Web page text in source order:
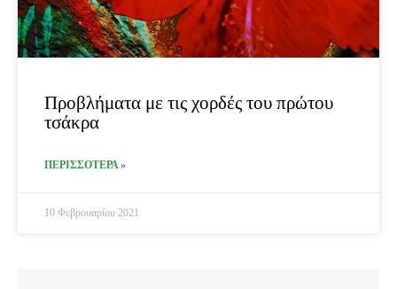
Προβλήματα με τις χορδές του πρώτου
τσάκρα
ΠΕΡΙΣΣΟΤΕΡΑ »
10 Φεβρουαρίου 2021